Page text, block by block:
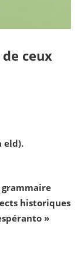
de ceux
eld).
historiques
»